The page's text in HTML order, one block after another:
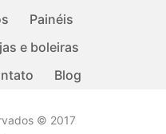
Painéis
e boleiras
Blog
© 2017